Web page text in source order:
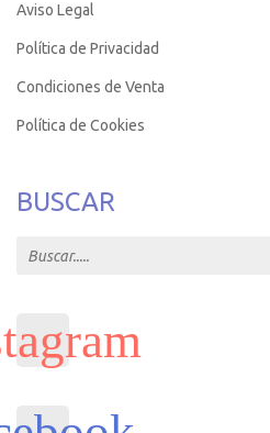
Aviso Legal
Política de Privacidad
Condiciones de Venta
Política de Cookies
BUSCAR
Search for: